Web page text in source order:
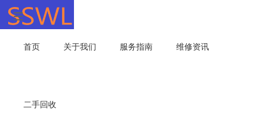
首页 关于我们 服务指南 维修资讯
二手回收